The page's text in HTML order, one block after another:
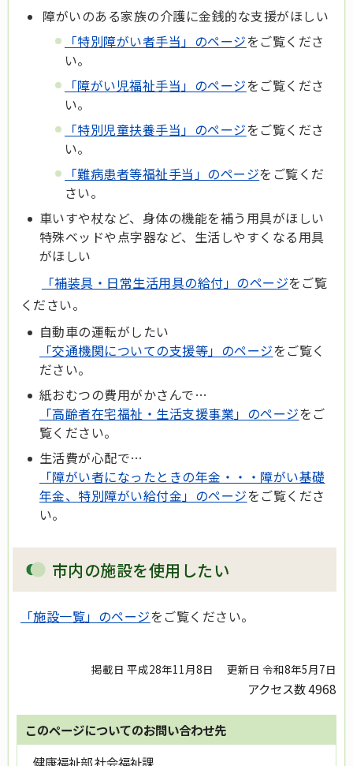
障がいのある家族の介護に金銭的な支援がほしい
「特別障がい者手当」のページをご覧くださ
い。
「障がい児福祉手当」のページをご覧くださ
い。
「特別児童扶養手当」のページをご覧くださ
い。
「難病患者等福祉手当」のページをご覧くだ
さい。
車いすや杖など、身体の機能を補う用具がほしい
特殊ベッドや点字器など、生活しやすくなる用具
がほしい
「補装具・日常生活用具の給付」のページをご覧
ください。
自動車の運転がしたい
「交通機関についての支援等」のページをご覧く
ださい。
紙おむつの費用がかさんで…
「高齢者在宅福祉・生活支援事業」のページをご
覧ください。
生活費が心配で…
「障がい者になったときの年金・・・障がい基礎
年金、特別障がい給付金」のページをご覧くださ
い。
市内の施設を使用したい
「施設一覧」のページをご覧ください。
掲載日 平成28年11月8日 更新日 令和8年5月7日
アクセス数4968
このページについてのお問い合わせ先
健康福祉部 社会福祉課